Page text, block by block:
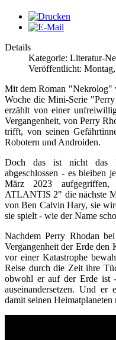
Details
Kategorie: Literatur-
Veröffentlicht:
Mit dem Roman "Nekrolog"
Woche die Mini-Serie
erzählt von einer
Vergangenheit, von Perry
trifft, von seinen
Robotern und Androiden.
Doch das ist nicht das
abgeschlossen - es bleiben
März 2023
ATLANTIS 2" die nächste
von Ben Calvin Hary, sie
sie spielt - wie der Name
Nachdem Perry Rhodan
Vergangenheit der Erde den
vor einer Katastrophe
Reise durch die Zeit ihre
obwohl er auf der Erde ist
auseinandersetzen. Und
damit seinen Heimatplaneten